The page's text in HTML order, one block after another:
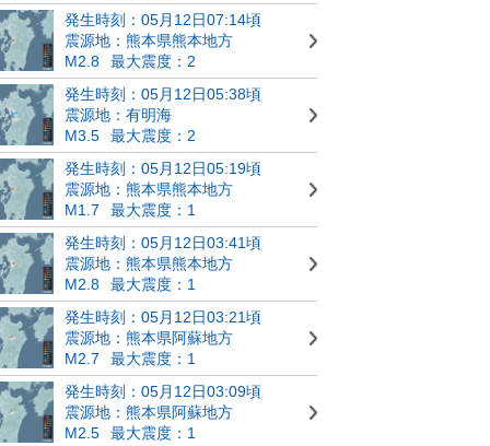
発生時刻：05月12日07:14頃
震源地：熊本県熊本地方
M2.8
最大震度：2
発生時刻：05月12日05:38頃
震源地：有明海
M3.5
最大震度：2
発生時刻：05月12日05:19頃
震源地：熊本県熊本地方
M1.7
最大震度：1
発生時刻：05月12日03:41頃
震源地：熊本県熊本地方
M2.8
最大震度：1
発生時刻：05月12日03:21頃
震源地：熊本県阿蘇地方
M2.7
最大震度：1
発生時刻：05月12日03:09頃
震源地：熊本県阿蘇地方
M2.5
最大震度：1